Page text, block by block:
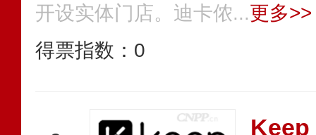
开设实体门店。迪卡侬...更多>>
得票指数： 0
Keep